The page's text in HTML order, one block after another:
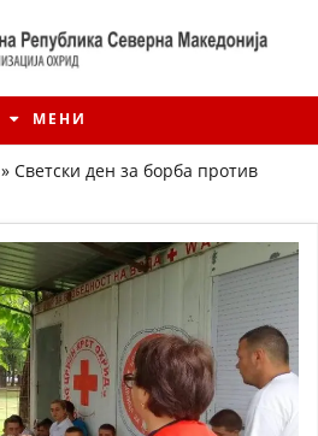
МЕНИ
» Светски ден за борба против